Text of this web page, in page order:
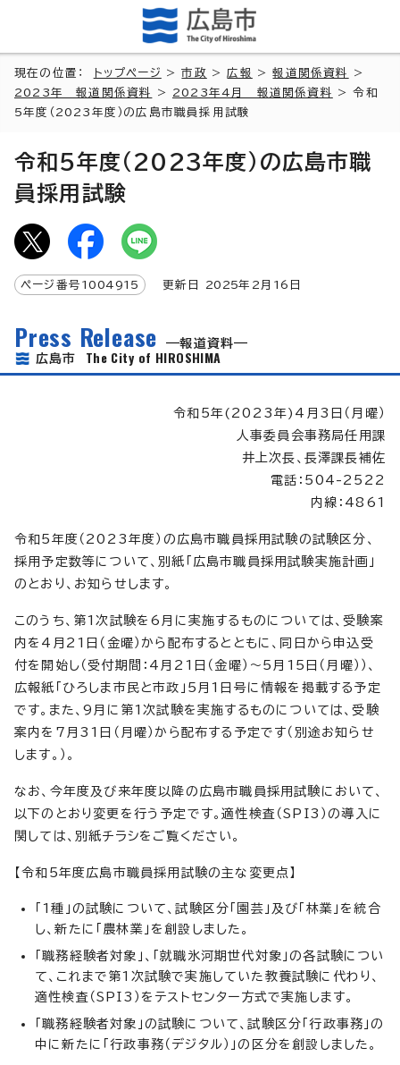
現在の位置： トップページ >市政 >広報 >報道関係資料
>
2023年 報道関係資料
> 2023年4月 報道関係資料
> 令和
5年度（2023年度）の広島市職員採用試験
令和5年度（2023年度）の広島市職
員採用試験
ページ番号 1004915 更新日 2025年2月 16 日
Press Release
報道資料
広島市 The City of HIROSHIMA
令和5年(2023年)4月3日（月曜）
人事委員会事務局任用課
井上次長、長澤課長補佐
電話：504-2522
内線：4861
令和5年度（2023年度）の広島市職員採用試験の試験区分、
採用予定数等について、別紙「広島市職員採用試験実施計画」
のとおり、お知らせします。
このうち、第1次試験を6月に実施するものについては、受験案
内を4月21日（金曜）から配布するとともに、同日から申込受
付を開始し（受付期間：4月21日（金曜）～5月15日（月曜））、
広報紙「ひろしま市民と市政」5月1日号に情報を掲載する予定
です。また、9月に第1次試験を実施するものについては、受験
案内を7月31日（月曜）から配布する予定です（別途お知らせ
します。）。
なお、今年度及び来年度以降の広島市職員採用試験において、
以下のとおり変更を行う予定です。適性検査（SPI3）の導入に
関しては、別紙チラシをご覧ください。
【令和5年度広島市職員採用試験の主な変更点】
「1種」の試験について、試験区分「園芸」及び「林業」を統合
し、新たに「農林業」を創設しました。
「職務経験者対象」、「就職氷河期世代対象」の各試験につい
て、これまで第1次試験で実施していた教養試験に代わり、
適性検査（SPI3）をテストセンター方式で実施します。
「職務経験者対象」の試験について、試験区分「行政事務」の
中に新たに「行政事務（デジタル）」の区分を創設しました。